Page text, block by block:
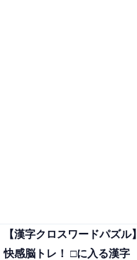
【漢字クロスワードパズル】
快感脳トレ！ □に入る漢字